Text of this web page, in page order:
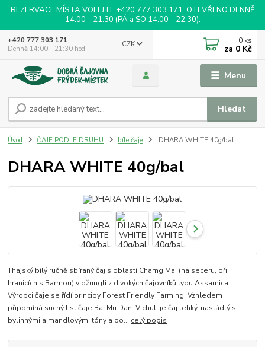
REZERVACE MÍSTA VOLEJTE +420 777 303 171. OTEVŘENO DENNĚ
14:00 - 21:30 (PÁ a SO 14:00 - 22:30).
Menu
CZK
Hledat
+420 777 303 171
Denně 14:00 - 21:30 hod
0 ks
za 0 Kč
Úvod ČAJE PODLE DRUHU bílé čaje DHARA WHITE 40g/bal
DHARA WHITE 40g/bal
Thajský bílý ručně sbíraný čaj s oblastí Chamg Mai (na seceru, při
hranicích s Barmou) v džungli z divokých čajovníků typu Assamica.
Výrobci čaje se řídí principy Forest Friendly Farming. Vzhledem
připomíná suchý list čaje Bai Mu Dan. V chuti je čaj lehký, nasládlý s
bylinnými a mandlovými tóny a po... celý popis